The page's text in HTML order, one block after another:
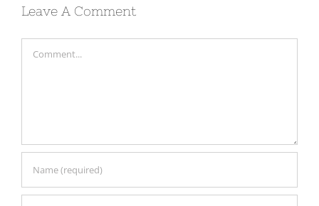
Leave A Comment